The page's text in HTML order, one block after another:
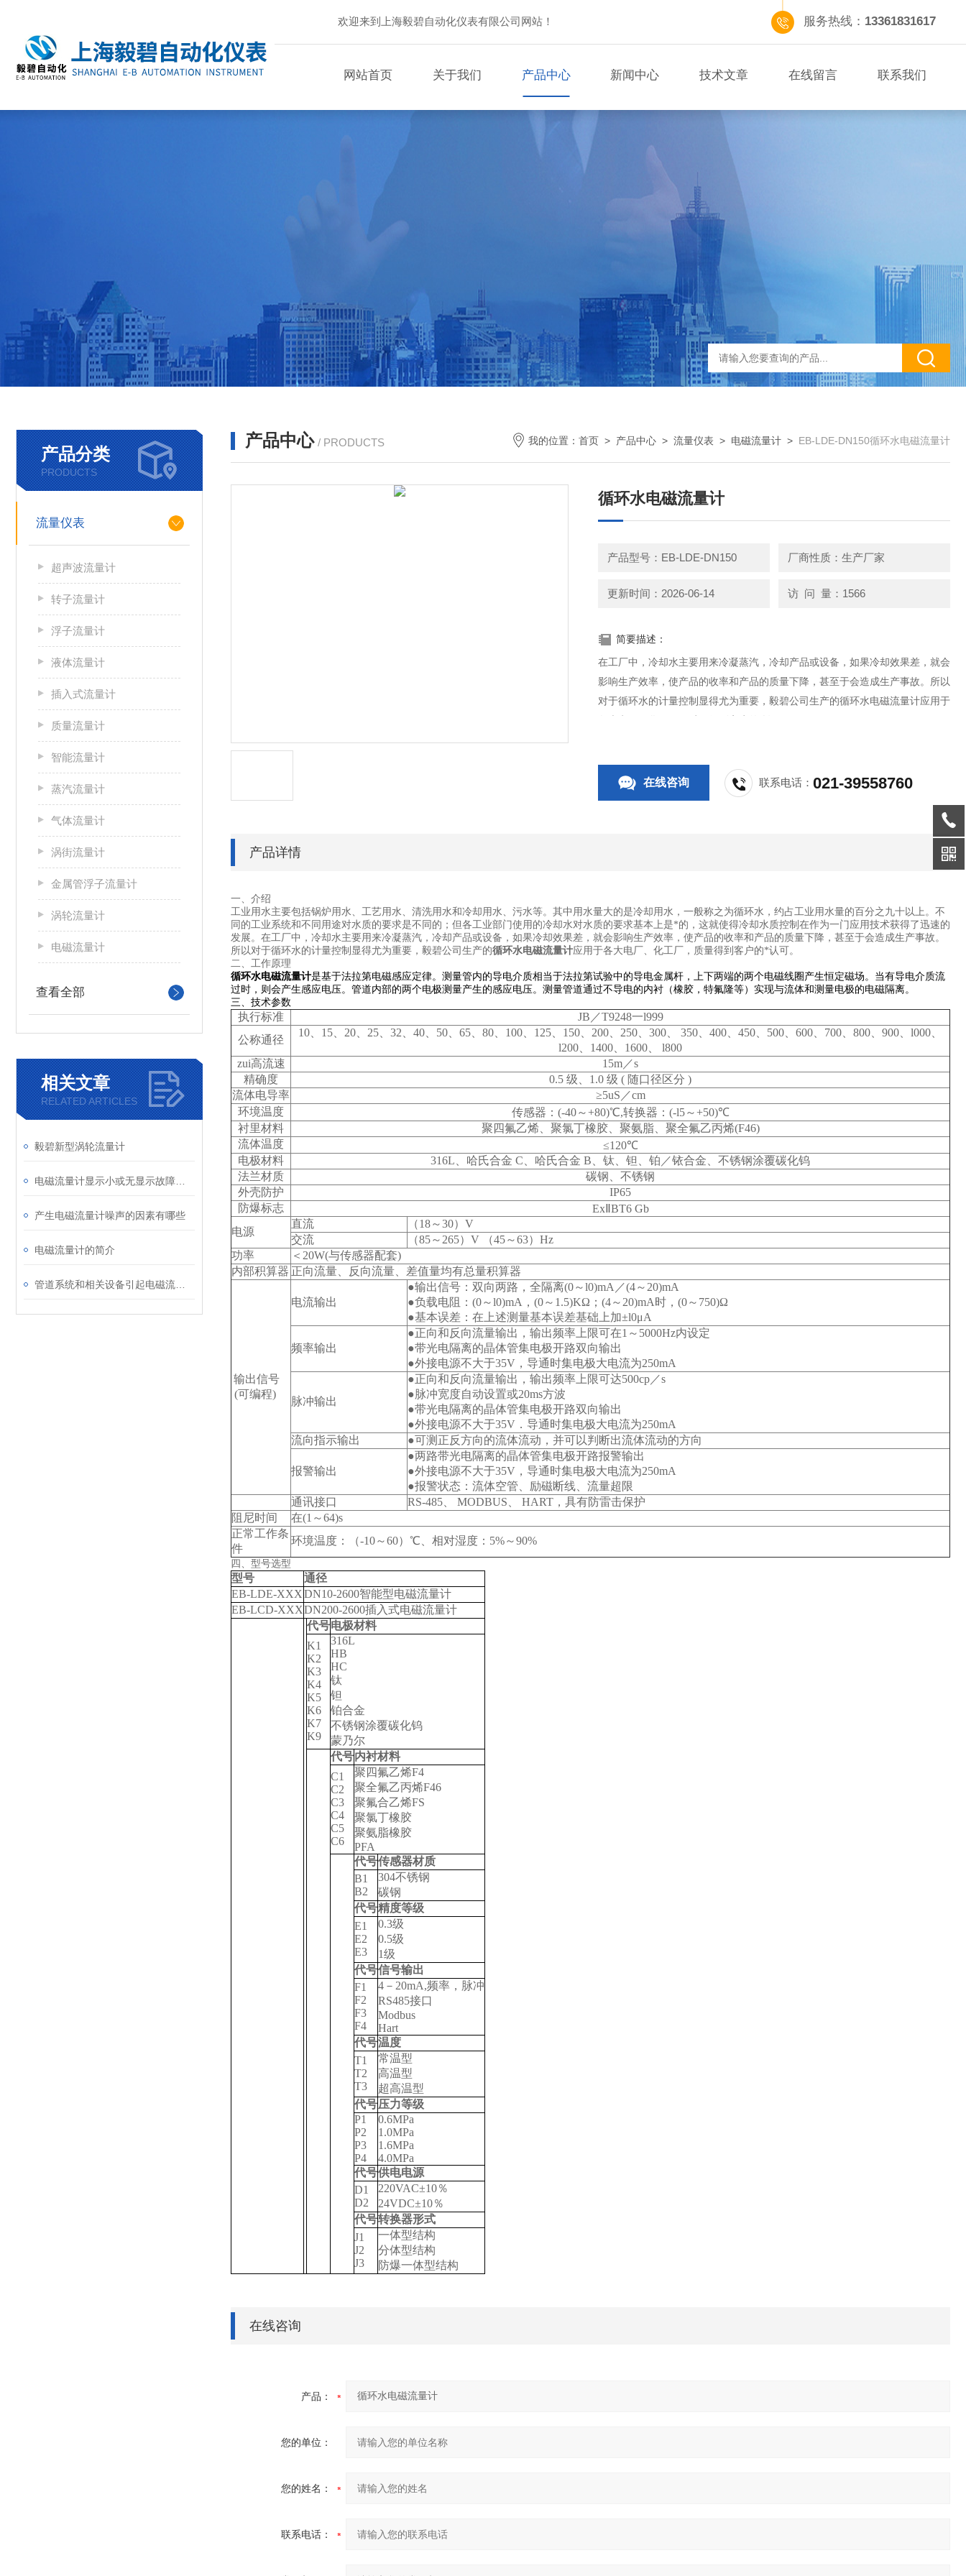
欢迎来到上海毅碧自动化仪表有限公司网站！ 服务热线： 13361831617
网站首页 关于我们 产品中心 新闻中心 技术文章 在线留言 联系我们
产品分类
PRODUCTS
流量仪表
超声波流量计
转子流量计
浮子流量计
液体流量计
插入式流量计
质量流量计
智能流量计
蒸汽流量计
气体流量计
涡街流量计
金属管浮子流量计
涡轮流量计
电磁流量计
查看全部
相关文章
RELATED ARTICLES
毅碧新型涡轮流量计
产生电磁流量计噪声的因素有哪些
电磁流量计的简介
产品中心 / PRODUCTS 我的位置： 首页 > 产品中心 > 流量仪表 > 电磁流量计 > EB-LDE-DN150循环水电磁流量计
循环水电磁流量计
产品型号：EB-LDE-DN150 厂商性质：生产厂家
更新时间：2026-06-14 访 问 量：1566
简要描述：
在工厂中，冷却水主要用来冷凝蒸汽，冷却产品或设备，如果冷却效果差，就会
影响生产效率，使产品的收率和产品的质量下降，甚至于会造成生产事故。所以
对于循环水的计量控制显得尤为重要，毅碧公司生产的循环水电磁流量计应用于
各大电厂、化工厂，质量得到客户的*认可。
在线咨询 联系电话：021-39558760
产品详情
一、介绍
工业用水主要包括锅炉用水、工艺用水、清洗用水和冷却用水、污水等。其中用水量大的是冷却用水，一般称之为循环水，约占工业用水量的百分之九十以上。不
同的工业系统和不同用途对水质的要求是不同的；但各工业部门使用的冷却水对水质的要求基本上是*的，这就使得冷却水质控制在作为一门应用技术获得了迅速的
发展。在工厂中，冷却水主要用来冷凝蒸汽，冷却产品或设备，如果冷却效果差，就会影响生产效率，使产品的收率和产品的质量下降，甚至于会造成生产事故。
所以对于循环水的计量控制显得尤为重要，毅碧公司生产的循环水电磁流量计应用于各大电厂、化工厂，质量得到客户的*认可。
二、工作原理
循环水电磁流量计是基于法拉第电磁感应定律。测量管内的导电介质相当于法拉第试验中的导电金属杆，上下两端的两个电磁线圈产生恒定磁场。当有导电介质流
过时，则会产生感应电压。管道内部的两个电极测量产生的感应电压。测量管道通过不导电的内衬（橡胶，特氟隆等）实现与流体和测量电极的电磁隔离。
三、技术参数
执行标准 JB ／T9248一l999
公称通径
10 、15、20、25、32、40、50、65、80、100、125、150、200、250、300、 350、400、450、500、600、700、800、900、l000、
l200、1400、1600、 l800
zui高流速
15m ／s
精确度
0.5 级、1.0 级 ( 随口径区分 )
流体电导率
≥5uS／cm
环境温度
传感器：(-40～+80)℃,转换器：(-l5～+50)℃
衬里材料
聚四氟乙烯、聚氯丁橡胶、聚氨脂、聚全氟乙丙烯(F46)
流体温度
≤120℃
电极材料
316L 、哈氏合金 C、哈氏合金 B、钛、钽、铂／铱合金、不锈钢涂覆碳化钨
法兰材质
碳钢、不锈钢
外壳防护
IP65
防爆标志
ExⅡBT6 Gb
电源
直流
（18～30）V
交流
（85～265）V （45～63）Hz
功率
＜20W(与传感器配套)
内部积算器 正向流量、反向流量、差值量均有总量积算器
输出信号
(可编程)
电流输出
●输出信号：双向两路，全隔离(0～l0)mA／(4～20)mA
●负载电阻：(0～l0)mA，(0～1.5)KΩ；(4～20)mA时，(0～750)Ω
●基本误差：在上述测量基本误差基础上加±l0μA
频率输出
●正向和反向流量输出，输出频率上限可在1～5000Hz内设定
●带光电隔离的晶体管集电极开路双向输出
●外接电源不大于35V，导通时集电极大电流为250mA
脉冲输出
●正向和反向流量输出，输出频率上限可达500cp／s
●脉冲宽度自动设置或20ms方波
●带光电隔离的晶体管集电极开路双向输出
●外接电源不大于35V．导通时集电极大电流为250mA
流向指示输出
●可测正反方向的流体流动，并可以判断出流体流动的方向
报警输出
●两路带光电隔离的晶体管集电极开路报警输出
●外接电源不大于35V，导通时集电极大电流为250mA
●报警状态：流体空管、励磁断线、流量超限
通讯接口
RS-485 、 MODBUS、 HART，具有防雷击保护
阻尼时间
在(1～64)s
正常工作条
件
环境温度：（-10～60）℃、相对湿度：5%～90%
四、型号选型
型号
通径
EB-LDE-XXXDN10-2600智能型电磁流量计
EB-LCD-XXXDN200-2600插入式电磁流量计
代号电极材料
K1
K2
K3
K4
K5
K6
K7
K9
316L
HB
HC
钛
钽
铂合金
不锈钢涂覆碳化钨
蒙乃尔
代号内衬材料
C1
C2
C3
C4
C5
C6
聚四氟乙烯F4
聚全氟乙丙烯F46
聚氟合乙烯FS
聚氯丁橡胶
聚氨脂橡胶
PFA
代号传感器材质
B1
B2
304不锈钢
碳钢
代号精度等级
E1
E2
E3
0.3级
0.5级
1级
代号信号输出
F1
F2
F3
F4
4 －20mA,频率，脉冲
RS485接口
Modbus
Hart
代号温度
T1
T2
T3
常温型
高温型
超高温型
代号压力等级
P1
P2
P3
P4
0.6MPa
1.0MPa
1.6MPa
4.0MPa
代号供电电源
D1
D2
220VAC±10％
24VDC±10％
代号转换器形式
J1
J2
J3
一体型结构
分体型结构
防爆一体型结构
在线咨询
产品：
您的单位：
您的姓名：
联系电话：